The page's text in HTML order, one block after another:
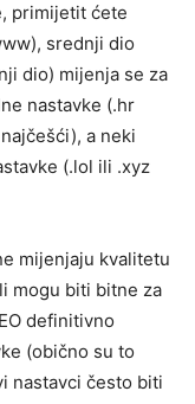
primijetit ćete
srednji dio
dio) mijenja se za
nastavke (.hr
a neki
(.lol ili .xyz
mijenjaju kvalitetu
mogu biti bitne za
definitivno
(obično su to
nastavci često biti